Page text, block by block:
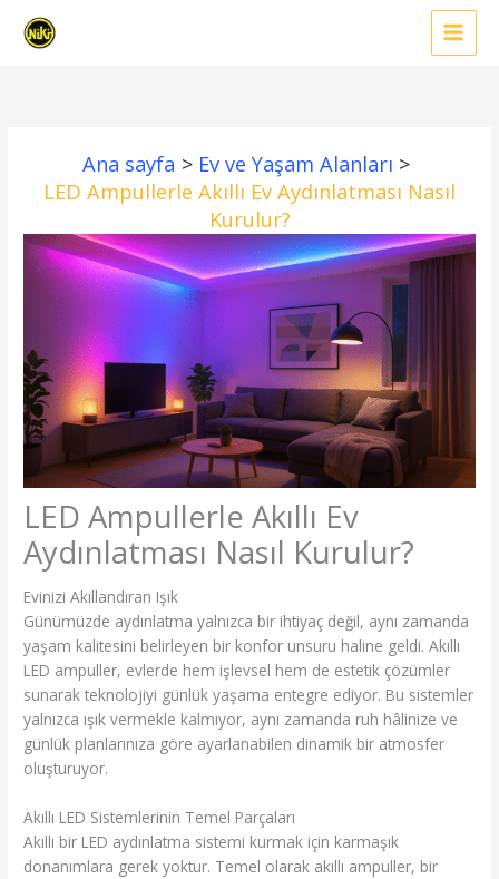
atla
Ana sayfa
Ev ve Yaşam Alanları
LED Ampullerle Akıllı Ev Aydınlatması Nasıl
Kurulur?
LED Ampullerle Akıllı Ev
Aydınlatması Nasıl Kurulur?
Evinizi Akıllandıran Işık
Günümüzde aydınlatma yalnızca bir ihtiyaç değil, aynı zamanda
yaşam kalitesini belirleyen bir konfor unsuru haline geldi. Akıllı
LED ampuller, evlerde hem işlevsel hem de estetik çözümler
sunarak teknolojiyi günlük yaşama entegre ediyor. Bu sistemler
yalnızca ışık vermekle kalmıyor, aynı zamanda ruh hâlinize ve
günlük planlarınıza göre ayarlanabilen dinamik bir atmosfer
oluşturuyor.
Akıllı LED Sistemlerinin Temel Parçaları
Akıllı bir LED aydınlatma sistemi kurmak için karmaşık
donanımlara gerek yoktur. Temel olarak akıllı ampuller, bir